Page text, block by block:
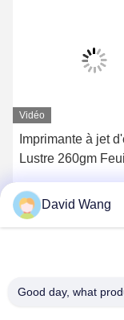
Vidéo
Imprimante à jet
Lustre 260gm
résine Pour
Parlez
David Wang
Good day, what